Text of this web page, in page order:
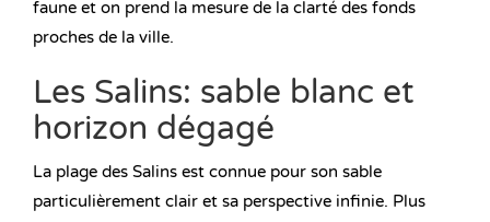
faune et on prend la mesure de la clarté des fonds
proches de la ville.
Les Salins: sable blanc et
horizon dégagé
La plage des Salins est connue pour son sable
particulièrement clair et sa perspective infinie. Plus